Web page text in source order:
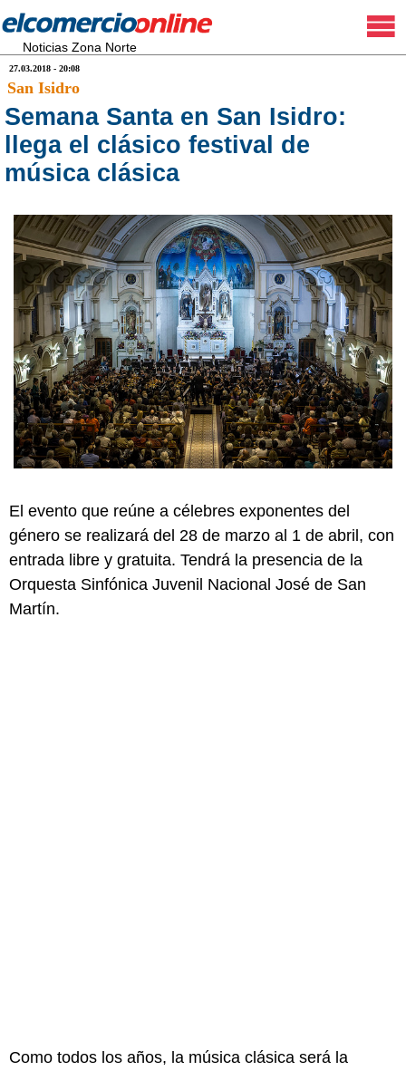
Noticias Zona Norte
27.03.2018 - 20:08
San Isidro
Semana Santa en San Isidro:
llega el clásico festival de
música clásica
El evento que reúne a célebres exponentes del
género se realizará del 28 de marzo al 1 de abril, con
entrada libre y gratuita. Tendrá la presencia de la
Orquesta Sinfónica Juvenil Nacional José de San
Martín.
Como todos los años, la música clásica será la